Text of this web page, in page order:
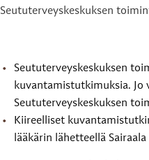
Seututerveyskeskuksen
Seututerveyskeskuksen
kuvantamistutkimuksia.
Seututerveyskeskuksen
Kiireelliset
lääkärin lähetteellä Sairaala